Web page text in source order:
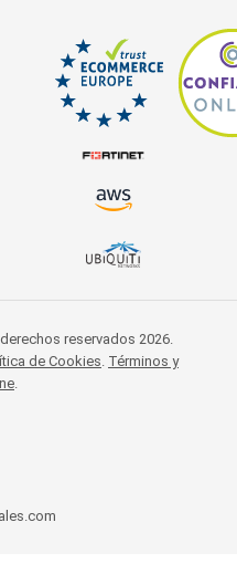
reservados 2026.
de Cookies. Términos y
.